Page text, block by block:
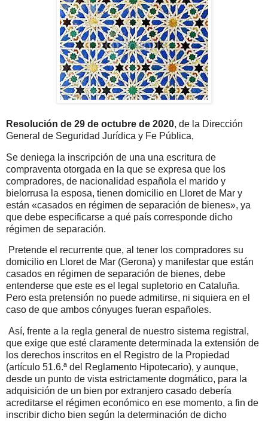
Resolución de 29 de octubre de 2020, de la Dirección
General de Seguridad Jurídica y Fe Pública,
Se deniega la inscripción de una una escritura de
compraventa otorgada en la que se expresa que los
compradores, de nacionalidad española el marido y
bielorrusa la esposa, tienen domicilio en Lloret de Mar y
están «casados en régimen de separación de bienes», ya
que debe especificarse a qué país corresponde dicho
régimen de separación.
Pretende el recurrente que, al tener los compradores su
domicilio en Lloret de Mar (Gerona) y manifestar que están
casados en régimen de separación de bienes, debe
entenderse que este es el legal supletorio en Cataluña.
Pero esta pretensión no puede admitirse, ni siquiera en el
caso de que ambos cónyuges fueran españoles.
Así, frente a la regla general de nuestro sistema registral,
que exige que esté claramente determinada la extensión de
los derechos inscritos en el Registro de la Propiedad
(artículo 51.6.ª del Reglamento Hipotecario), y aunque,
desde un punto de vista estrictamente dogmático, para la
adquisición de un bien por extranjero casado debería
acreditarse el régimen económico en ese momento, a fin de
inscribir dicho bien según la determinación de dicho